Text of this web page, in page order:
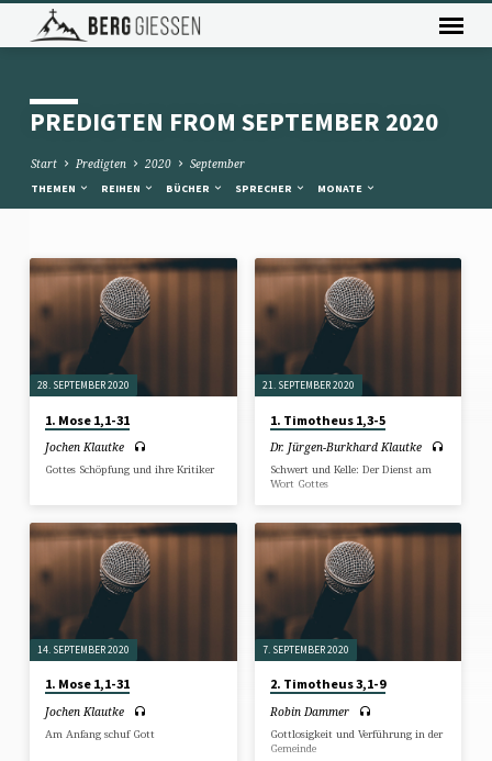
PREDIGTEN FROM SEPTEMBER 2020
Start Predigten 2020 September
THEMEN REIHEN BÜCHER SPRECHER MONATE
PREDIGTEN
FROM
SEPTEMBER
2020
28. SEPTEMBER 2020
1. Mose 1,1-31
Jochen Klautke
Gottes Schöpfung und ihre Kritiker
21. SEPTEMBER 2020
1. Timotheus 1,3-5
Dr. Jürgen-Burkhard Klautke
Schwert und Kelle: Der Dienst am
Wort Gottes
14. SEPTEMBER 2020
1. Mose 1,1-31
Jochen Klautke
Am Anfang schuf Gott
7. SEPTEMBER 2020
2. Timotheus 3,1-9
Robin Dammer
Gottlosigkeit und Verführung in der
Gemeinde